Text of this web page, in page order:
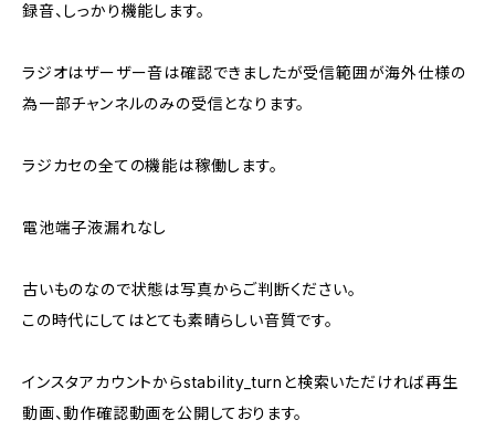
録音、しっかり機能します。
ラジオはザーザー音は確認できましたが受信範囲が海外仕様の
為一部チャンネルのみの受信となります。
ラジカセの全ての機能は稼働します。
電池端子液漏れなし
古いものなので状態は写真からご判断ください。
この時代にしてはとても素晴らしい音質です。
インスタアカウントからstability_turnと検索いただければ再生
動画、動作確認動画を公開しております。